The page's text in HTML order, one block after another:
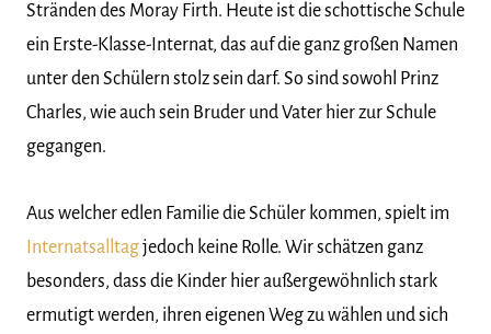
Stränden des Moray Firth. Heute ist die schottische Schule
ein Erste-Klasse-Internat, das auf die ganz großen Namen
unter den Schülern stolz sein darf. So sind sowohl Prinz
Charles, wie auch sein Bruder und Vater hier zur Schule
gegangen.
Aus welcher edlen Familie die Schüler kommen, spielt im
Internatsalltagjedoch keine Rolle. Wir schätzen ganz
besonders, dass die Kinder hier außergewöhnlich stark
ermutigt werden, ihren eigenen Weg zu wählen und sich